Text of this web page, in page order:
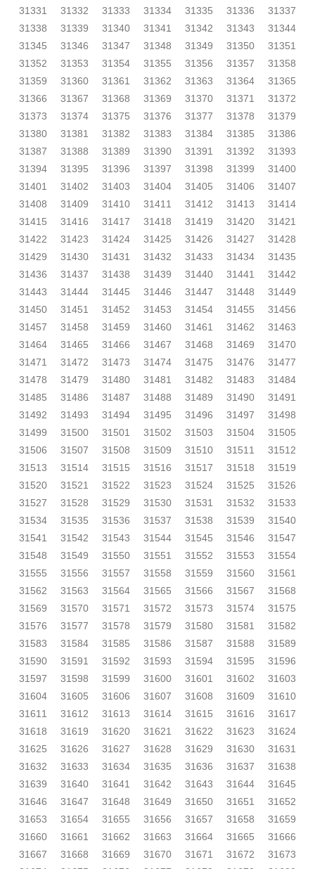
31331
31332 31333 31334 31335 31336
31337
31338
31339 31340 31341 31342 31343
31344
31345
31346 31347 31348 31349 31350
31351
31352
31353 31354 31355 31356 31357
31358
31359
31360 31361 31362 31363 31364
31365
31366
31367 31368 31369 31370 31371
31372
31373
31374 31375 31376 31377 31378
31379
31380
31381 31382 31383 31384 31385
31386
31387
31388 31389 31390 31391 31392
31393
31394
31395 31396 31397 31398 31399
31400
31401
31402 31403 31404 31405 31406
31407
31408
31409 31410 31411 31412 31413
31414
31415
31416 31417 31418 31419 31420
31421
31422
31423 31424 31425 31426 31427
31428
31429
31430 31431 31432 31433 31434
31435
31436
31437 31438 31439 31440 31441
31442
31443
31444 31445 31446 31447 31448
31449
31450
31451 31452 31453 31454 31455
31456
31457
31458 31459 31460 31461 31462
31463
31464
31465 31466 31467 31468 31469
31470
31471
31472 31473 31474 31475 31476
31477
31478
31479 31480 31481 31482 31483
31484
31485
31486 31487 31488 31489 31490
31491
31492
31493 31494 31495 31496 31497
31498
31499
31500 31501 31502 31503 31504
31505
31506
31507 31508 31509 31510 31511
31512
31513
31514 31515 31516 31517 31518
31519
31520
31521 31522 31523 31524 31525
31526
31527
31528 31529 31530 31531 31532
31533
31534
31535 31536 31537 31538 31539
31540
31541
31542 31543 31544 31545 31546
31547
31548
31549 31550 31551 31552 31553
31554
31555
31556 31557 31558 31559 31560
31561
31562
31563 31564 31565 31566 31567
31568
31569
31570 31571 31572 31573 31574
31575
31576
31577 31578 31579 31580 31581
31582
31583
31584 31585 31586 31587 31588
31589
31590
31591 31592 31593 31594 31595
31596
31597
31598 31599 31600 31601 31602
31603
31604
31605 31606 31607 31608 31609
31610
31611
31612 31613 31614 31615 31616
31617
31618
31619 31620 31621 31622 31623
31624
31625
31626 31627 31628 31629 31630
31631
31632
31633 31634 31635 31636 31637
31638
31639
31640 31641 31642 31643 31644
31645
31646
31647 31648 31649 31650 31651
31652
31653
31654 31655 31656 31657 31658
31659
31660
31661 31662 31663 31664 31665
31666
31667
31668 31669 31670 31671 31672
31673